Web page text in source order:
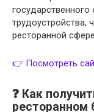
трудоустройства,
ресторанной
👉 Посмотреть
❓ Как
ресторанном